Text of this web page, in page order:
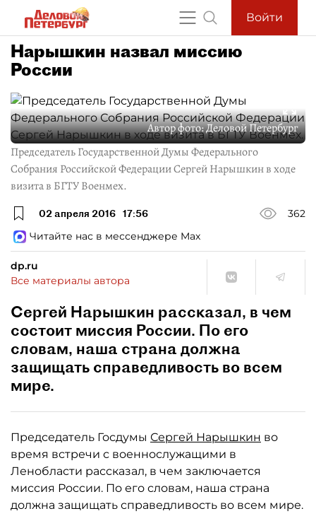
Войти
Нарышкин назвал миссию
России
Автор фото:Деловой Петербург
Председатель Государственной Думы Федерального
Собрания Российской Федерации Сергей Нарышкин в ходе
визита в БГТУ Военмех.
02 апреля 2016 17:56
362
Читайте нас в мессенджере Max
dp.ru
Все материалы автора
Сергей Нарышкин рассказал, в чем
состоит миссия России. По его
словам, наша страна должна
защищать справедливость во всем
мире.
Председатель Госдумы Сергей Нарышкин во
время встречи с военнослужащими в
Ленобласти рассказал, в чем заключается
миссия России. По его словам, наша страна
должна защищать справедливость во всем мире.